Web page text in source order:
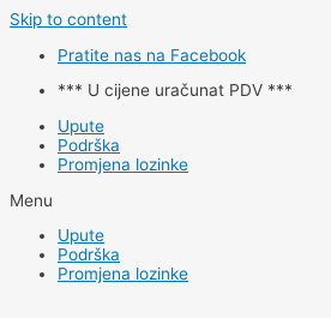
Skip to content
Pratite nas na Facebook
*** U cijene uračunat PDV ***
Upute
Podrška
Promjena lozinke
Menu
Upute
Podrška
Promjena lozinke